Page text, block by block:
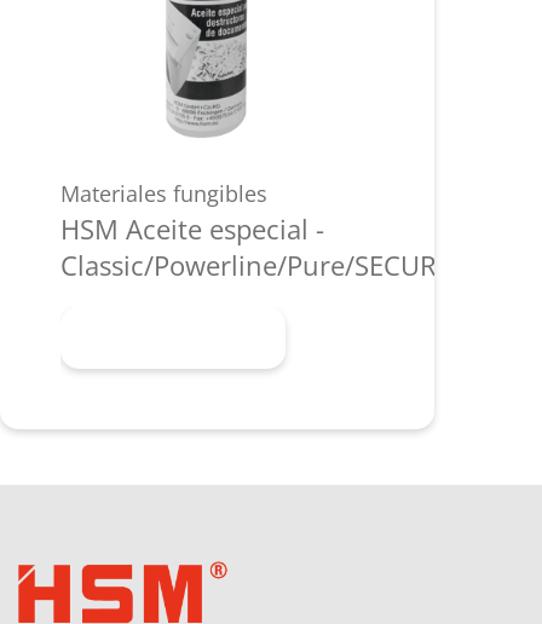
Materiales fungibles
HSM Aceite especial -
Classic/Powerline/Pure/SECURIO/